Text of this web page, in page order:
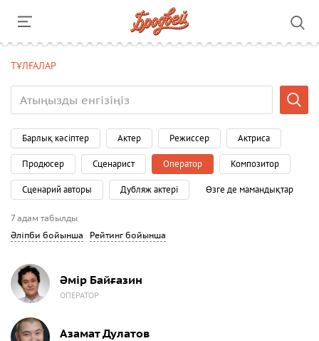
ТҰЛҒАЛАР
Барлық кәсіптер Актер Режиссер Актриса
Продюсер Сценарист Оператор Композитор
Сценарий авторы Дубляж актері Өзге де мамандықтар
7 адам табылды
Әліпби бойынша
Рейтинг бойынша
Әмір Байғазин
ОПЕРАТОР
Азамат Дулатов